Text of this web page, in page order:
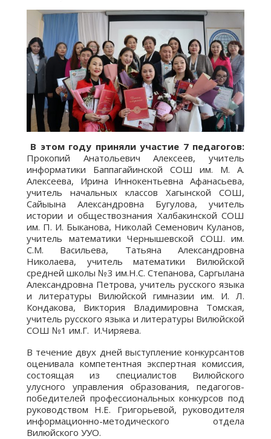
В этом году приняли участие 7 педагогов:
Прокопий Анатольевич Алексеев, учитель
информатики Баппагайинской СОШ им. М. А.
Алексеева, Ирина Иннокентьевна Афанасьева,
учитель начальных классов Хагынской СОШ,
Сайыына Александровна Бугулова, учитель
истории и обществознания Халбакинской СОШ
им. П. И. Быканова, Николай Семенович Куланов,
учитель математики Чернышевской СОШ. им.
С.М. Васильева, Татьяна Александровна
Николаева, учитель математики Вилюйской
средней школы №3 им.Н.С. Степанова, Саргылана
Александровна Петрова, учитель русского языка
и литературы Вилюйской гимназии им. И. Л.
Кондакова, Виктория Владимировна Томская,
учитель русского языка и литературы Вилюйской
СОШ №1 им.Г. И.Чиряева.
В течение двух дней выступление конкурсантов
оценивала компетентная экспертная комиссия,
состоящая из специалистов Вилюйского
улусного управления образования, педагогов-
победителей профессиональных конкурсов под
руководством Н.Е. Григорьевой, руководителя
информационно-методического отдела
Вилюйского УУО.